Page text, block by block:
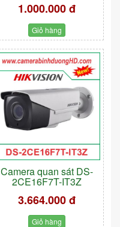
1.000.000 đ
Giỏ hàng
Camera quan sát DS-
2CE16F7T-IT3Z
3.664.000 đ
Giỏ hàng